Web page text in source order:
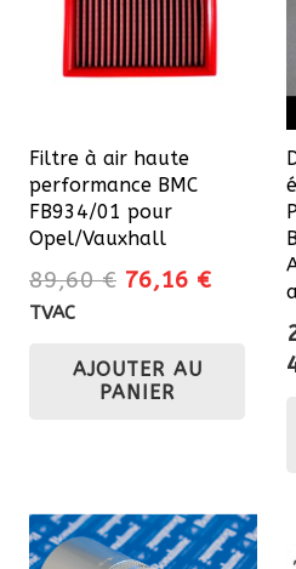
Filtre à air haute
performance BMC
FB934/01 pour
Opel/Vauxhall
89,60€ Le
était :
89,60 €.
76,16 €Le
TVAC
AJOUTER AU
PANIER